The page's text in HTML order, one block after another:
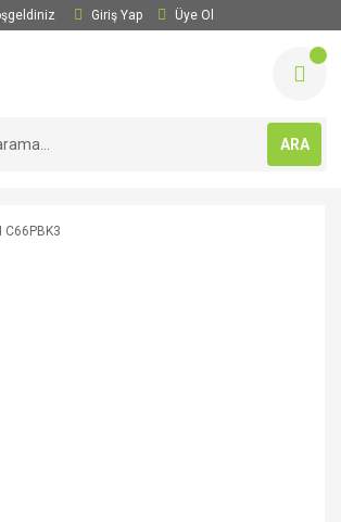
Giriş Yap Üye Ol
ARA